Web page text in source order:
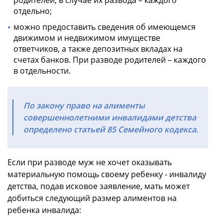
отдельно;
можно предоставить сведения об имеющемся
движимом и недвижимом имуществе
ответчиков, а также депозитных вкладах на
счетах банков. При разводе родителей – каждого
в отдельности.
По закону право на алименты
совершеннолетними инвалидами детства
определено статьей 85 Семейного кодекса.
Если при разводе муж не хочет оказывать
материальную помощь своему ребенку - инвалиду
детства, подав исковое заявление, мать может
добиться следующий размер алиментов на
ребенка инвалида: